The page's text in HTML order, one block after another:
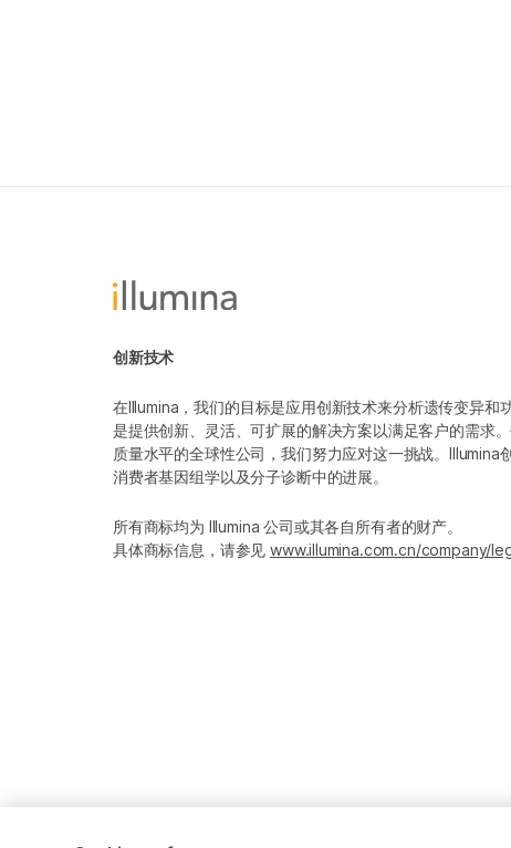
创新技术
在Illumina，我们的目标是应用创新技术来分析遗传变异
是提供创新、灵活、可扩展的解决方案以满足客户的需求
质量水平的全球性公司，我们努力应对这一挑战。
消费者基因组学以及分子诊断中的进展。
所有商标均为 Illumina 公司或其各自所有者的财产。
具体商标信息，请参见www.illumina.com.cn/company/